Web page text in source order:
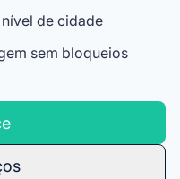
de cidade
sem bloqueios